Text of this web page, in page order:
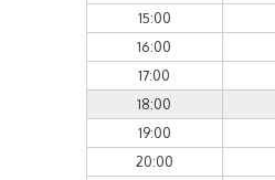
15:00
16:00
17:00
18:00
19:00
20:00